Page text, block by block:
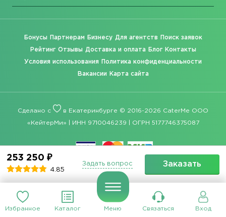
Избранное Каталог Меню Связаться Вход
253 250 ₽
4.85
Заказать
Задать вопрос
Бонусы Партнерам Бизнесу Для агентств Поиск заявок
Рейтинг Отзывы Доставка и оплата Блог Контакты
Условия использования Политика конфиденциальности
Вакансии Карта сайта
Сделано с в Екатеринбурге © 2016-2026 CaterMe ООО
«КейтерМи» | ИНН 9710046239 | ОГРН 5177746375087